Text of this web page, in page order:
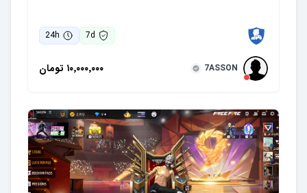
7d
24h
7ASSON ۱۰٬۰۰۰٬۰۰۰ تومان